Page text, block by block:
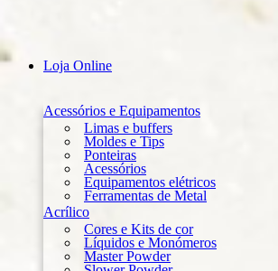
Loja Online
Acessórios e Equipamentos
Limas e buffers
Moldes e Tips
Ponteiras
Acessórios
Equipamentos elétricos
Ferramentas de Metal
Acrílico
Cores e Kits de cor
Líquidos e Monómeros
Master Powder